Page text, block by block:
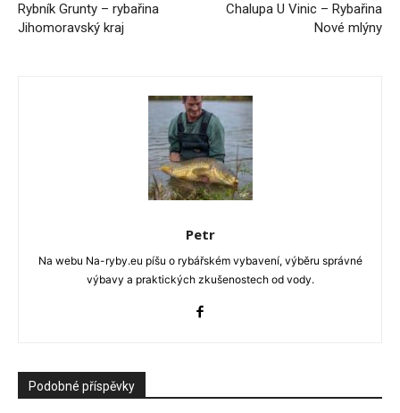
Rybník Grunty – rybařina
Jihomoravský kraj
Chalupa U Vinic – Rybařina
Nové mlýny
Petr
Na webu Na-ryby.eu píšu o rybářském vybavení, výběru správné
výbavy a praktických zkušenostech od vody.
Podobné příspěvky